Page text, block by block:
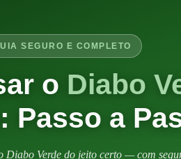
SEGURO E COMPLETO
o Diabo
Passo a
Diabo Verde do jeito certo — com